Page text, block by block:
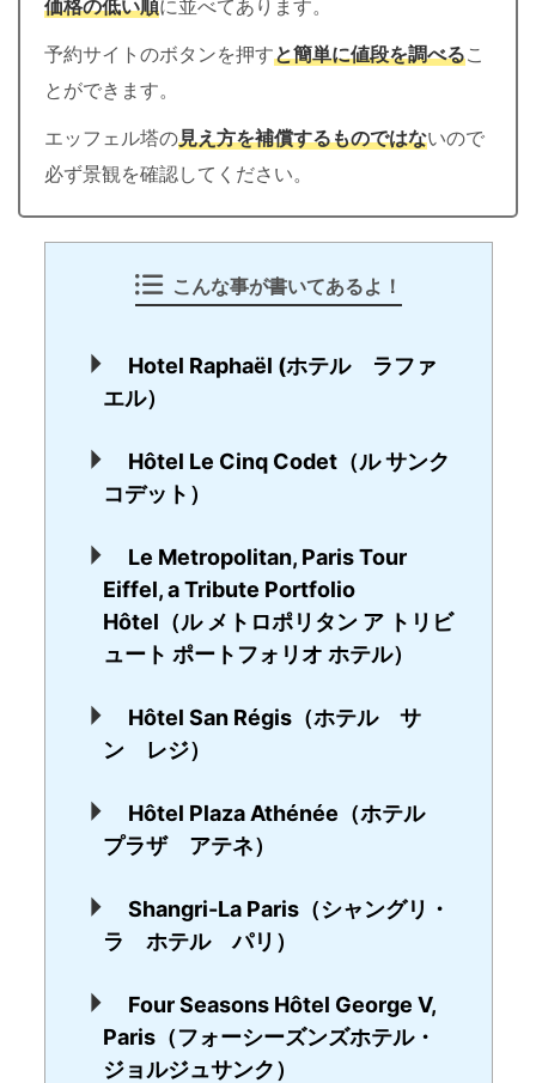
価格の低い順に並べてあります。
予約サイトのボタンを押すと簡単に値段を調べるこ
とができます。
エッフェル塔の見え方を補償するものではないので
必ず景観を確認してください。
こんな事が書いてあるよ！
Hotel Raphaël (ホテル ラファ
エル）
Hôtel Le Cinq Codet（ル サンク
コデット）
Le Metropolitan, Paris Tour
Eiffel, a Tribute Portfolio
Hôtel（ル メトロポリタン ア トリビ
ュート ポートフォリオ ホテル）
Hôtel San Régis（ホテル サ
ン レジ）
Hôtel Plaza Athénée（ホテル
プラザ アテネ）
Shangri-La Paris（シャングリ・
ラ ホテル パリ）
Four Seasons Hôtel George V,
Paris（フォーシーズンズホテル・
ジョルジュサンク）